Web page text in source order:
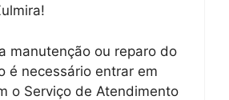
manutenção ou reparo do
é necessário entrar em
o Serviço de Atendimento